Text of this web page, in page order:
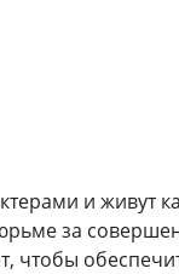
и живут
за